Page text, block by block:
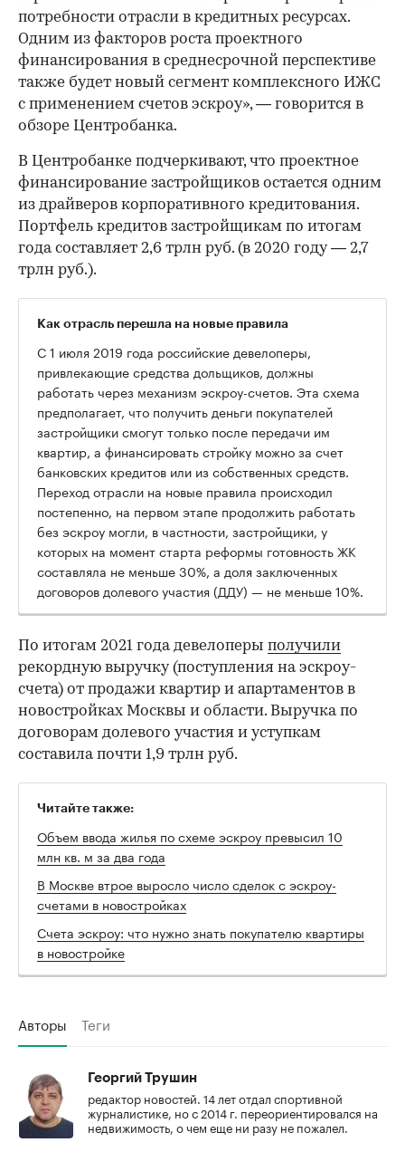
потребности отрасли в кредитных ресурсах.
Одним из факторов роста проектного
финансирования в среднесрочной перспективе
также будет новый сегмент комплексного ИЖС
с применением счетов эскроу», — говорится в
обзоре Центробанка.
В Центробанке подчеркивают, что проектное
финансирование застройщиков остается одним
из драйверов корпоративного кредитования.
Портфель кредитов застройщикам по итогам
года составляет 2,6 трлн руб. (в 2020 году — 2,7
трлн руб.).
Как отрасль перешла на новые правила
С 1 июля 2019 года российские девелоперы,
привлекающие средства дольщиков, должны
работать через механизм эскроу-счетов. Эта схема
предполагает, что получить деньги покупателей
застройщики смогут только после передачи им
квартир, а финансировать стройку можно за счет
банковских кредитов или из собственных средств.
Переход отрасли на новые правила происходил
постепенно, на первом этапе продолжить работать
без эскроу могли, в частности, застройщики, у
которых на момент старта реформы готовность ЖК
составляла не меньше 30%, а доля заключенных
договоров долевого участия (ДДУ) — не меньше 10%.
По итогам 2021 года девелоперы получили
рекордную выручку (поступления на эскроу-
счета) от продажи квартир и апартаментов в
новостройках Москвы и области. Выручка по
договорам долевого участия и уступкам
составила почти 1,9 трлн руб.
Читайте также:
Объем ввода жилья по схеме эскроу превысил 10
млн кв. м за два года
В Москве втрое выросло число сделок с эскроу-
счетами в новостройках
Счета эскроу: что нужно знать покупателю квартиры
в новостройке
Авторы Теги
Георгий Трушин
редактор новостей. 14 лет отдал спортивной
журналистике, но с 2014 г. переориентировался на
недвижимость, о чем еще ни разу не пожалел.